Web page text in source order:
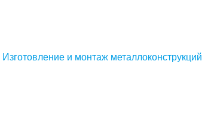
Изготовление и монтаж металлоконструкций